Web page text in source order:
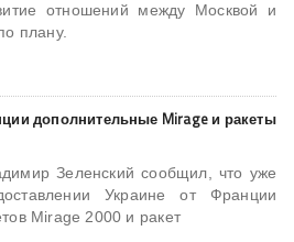
отношений между Москвой и
плану.
дополнительные Mirage и ракеты
Зеленский сообщил, что уже
Украине от Франции
Mirage 2000 и ракет